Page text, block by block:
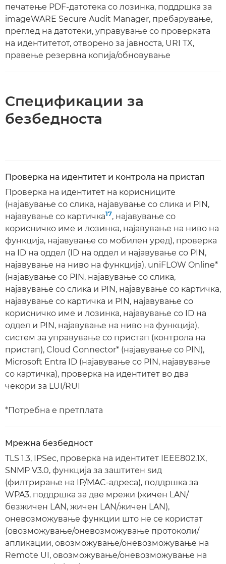
печатење PDF-датотека со лозинка, поддршка за
imageWARE Secure Audit Manager, пребарување,
преглед на датотеки, управување со проверката
на идентитетот, отворено за јавноста, URI TX,
правење резервна копија/обновување
Спецификации за
безбедноста
Проверка на идентитет и контрола на пристап
Проверка на идентитет на корисниците
(најавување со слика, најавување со слика и PIN,
најавување со картичка17, најавување со
корисничко име и лозинка, најавување на ниво на
функција, најавување со мобилен уред), проверка
на ID на оддел (ID на оддел и најавување со PIN,
најавување на ниво на функција), uniFLOW Online*
(најавување со PIN, најавување со слика,
најавување со слика и PIN, најавување со картичка,
најавување со картичка и PIN, најавување со
корисничко име и лозинка, најавување со ID на
оддел и PIN, најавување на ниво на функција),
систем за управување со пристап (контрола на
пристап), Cloud Connector* (најавување со PIN),
Microsoft Entra ID (најавување со PIN, најавување
со картичка), проверка на идентитет во два
чекори за LUI/RUI
*Потребна е претплата
Мрежна безбедност
TLS 1.3, IPSec, проверка на идентитет IEEE802.1X,
SNMP V3.0, функција за заштитен ѕид
(филтрирање на IP/MAC-адреса), поддршка за
WPA3, поддршка за две мрежи (жичен LAN/
безжичен LAN, жичен LAN/жичен LAN),
оневозможување функции што не се користат
(овозможување/оневозможување протоколи/
апликации, овозможување/оневозможување на
Remote UI, овозможување/оневозможување на